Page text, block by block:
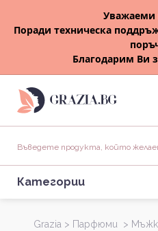
Уважаеми
Поради техническа
Благодарим Ви
Категории
Grazia > Парфюми >